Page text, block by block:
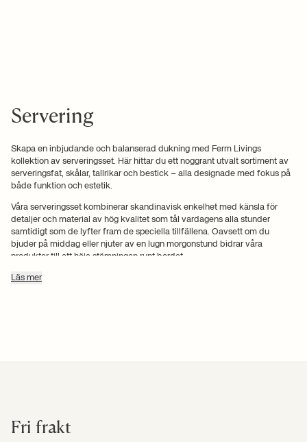
Servering
Skapa en inbjudande och balanserad dukning med Ferm Livings
kollektion av serveringsset. Här hittar du ett noggrant utvalt sortiment av
serveringsfat, skålar, tallrikar och bestick – alla designade med fokus på
både funktion och estetik.
Våra serveringsset kombinerar skandinavisk enkelhet med känsla för
detaljer och material av hög kvalitet som tål vardagens alla stunder
samtidigt som de lyfter fram de speciella tillfällena. Oavsett om du
bjuder på middag eller njuter av en lugn morgonstund bidrar våra
produkter till att höja stämningen runt bordet.
Som en naturlig förlängning av vår inredningsfilosofi smälter produkterna
ögonblick.
Läs mer
Fri frakt